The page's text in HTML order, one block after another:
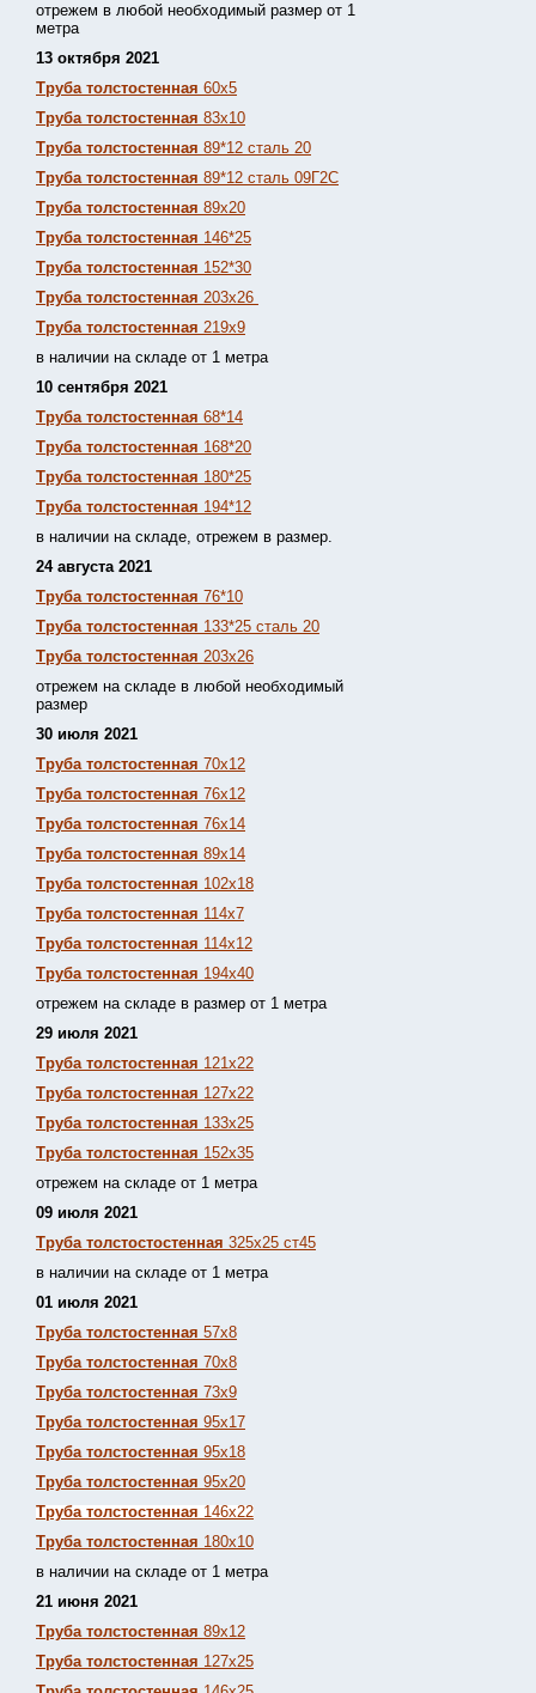
отрежем в любой необходимый размер от 1
метра
13 октября 2021
Труба толстостенная 60х5
Труба толстостенная 83х10
Труба толстостенная 89*12 сталь 20
Труба толстостенная 89*12 сталь 09Г2С
Труба толстостенная 89х20
Труба толстостенная 146*25
Труба толстостенная 152*30
Труба толстостенная 203х26
Труба толстостенная 219х9
в наличии на складе от 1 метра
10 сентября 2021
Труба толстостенная 68*14
Труба толстостенная 168*20
Труба толстостенная 180*25
Труба толстостенная 194*12
в наличии на складе, отрежем в размер.
24 августа 2021
Труба толстостенная 76*10
Труба толстостенная 133*25 сталь 20
Труба толстостенная 203х26
отрежем на складе в любой необходимый
размер
30 июля 2021
Труба толстостенная 70х12
Труба толстостенная 76х12
Труба толстостенная 76х14
Труба толстостенная 89х14
Труба толстостенная 102х18
Труба толстостенная 114х7
Труба толстостенная 114х12
Труба толстостенная 194х40
отрежем на складе в размер от 1 метра
29 июля 2021
Труба толстостенная 121х22
Труба толстостенная 127х22
Труба толстостенная 133х25
Труба толстостенная 152х35
отрежем на складе от 1 метра
09 июля 2021
Труба толстостостенная 325х25 ст45
в наличии на складе от 1 метра
01 июля 2021
Труба толстостенная 57х8
Труба толстостенная 70х8
Труба толстостенная 73х9
Труба толстостенная 95х17
Труба толстостенная 95х18
Труба толстостенная 95х20
Труба толстостенная 146х22
Труба толстостенная 180х10
в наличии на складе от 1 метра
21 июня 2021
Труба толстостенная 89х12
Труба толстостенная 127х25